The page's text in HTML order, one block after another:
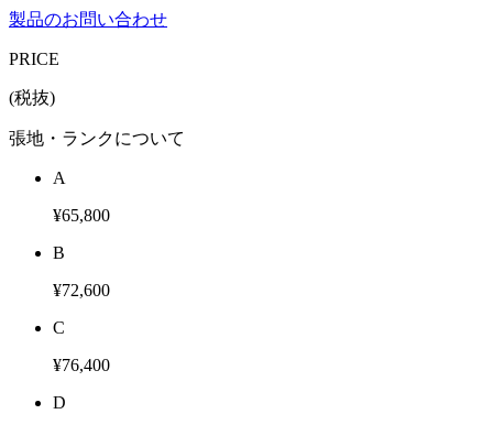
製品のお問い合わせ
PRICE
(税抜)
張地・ランクについて
A
¥65,800
B
¥72,600
C
¥76,400
D